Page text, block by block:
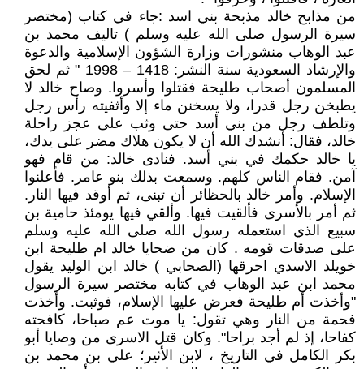
من مذابح خالد مذبحة بني اسد :جاء في كتاب (مختصر
سيرة الرسول صلى الله عليه وسلم ) تاليف محمد بن
عبد الوهاب منشورات وزارة الشؤون الإسلامية والدعوة
والإرشاد السعودية سنة النشر: 1418 – 1998 " ثم لحق
المسلمون أصحاب طليحة فقتلوا وأسروا. وصاح خالد لا
يطبخن رجل قدرا، ولا يسخنن ماء إلا وأثفيته رأس رجل
وتلطف رجل من بني أسد حتى وثب على عجز راحلة
خالد، فقال: أنشدك الله أن لا يكون هلاك مضر على يدك،
يا خالد حكمك في بني أسد. فنادى خالد: من قام فهو
آمن. فقام الناس كلهم. وسمعت بذلك بنو عامر. فأعلنوا
الإسلام. وأمر خالد بالحظائر أن تبنى، ثم أوقد فيها النار.
ثم أمر بالأسرى فألقيت فيها. وألقي فيها يومئذ حامية بن
سبيع الذي استعمله رسول الله صلى الله عليه وسلم
على صدقات قومه . كان من ضحايا خالد ام طليحة ابن
خويلد الاسدي احرقها (الصحابي ) خالد ابن الوليد يقول
محمد ابن عبد الوهاب في كتابه مختصر سيرة الرسول
"وأخذت أم طليحة فعرض عليها الإسلام، فوثبت. وأخذت
فحمة من النار وهي تقول: يا موت عم صباحا، كافحته
كفاحا، إذ لم أجد براحا". وكان قتل الاسرى من وصايا أبو
بكر الكامل في التاريخ ، لابن الأثير؛ علي بن محمد بن